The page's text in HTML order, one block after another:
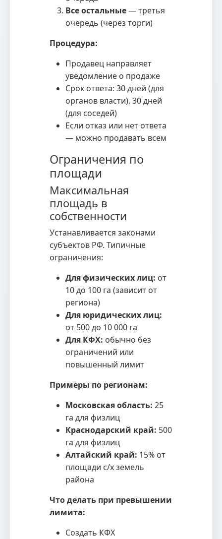
Все остальные— третья
очередь (через торги)
Процедура:
Продавец направляет
уведомление о продаже
Срок ответа: 30 дней (для
органов власти), 30 дней
(для соседей)
Если отказ или нет ответа
— можно продавать всем
Ограничения по
площади
Максимальная
площадь в
собственности
Устанавливается законами
субъектов РФ. Типичные
ограничения:
Для физических лиц: от
10 до 100 га (зависит от
региона)
Для юридических лиц:
от 500 до 10 000 га
Для КФХ: обычно без
ограничений или
повышенный лимит
Примеры по регионам:
Московская область: 25
га для физлиц
Краснодарский край: 500
га для физлиц
Алтайский край: 15% от
площади с/х земель
района
Что делать при превышении
лимита:
Создать КФХ